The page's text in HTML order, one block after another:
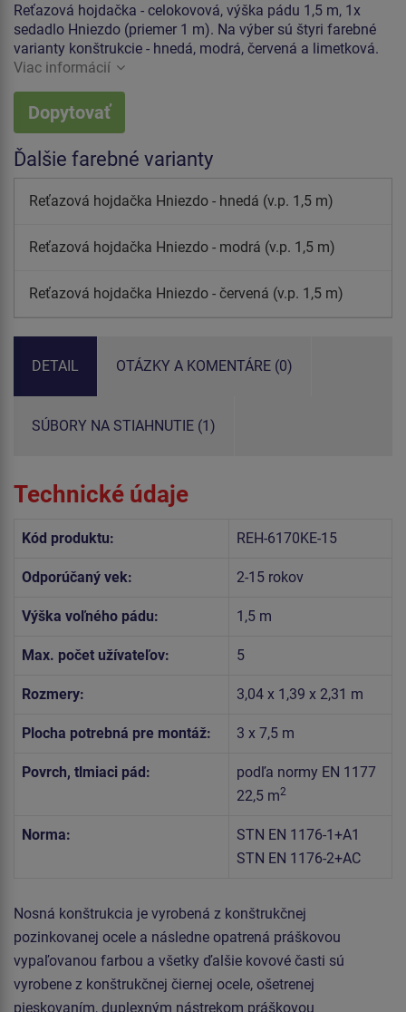
Reťazová hojdačka - celokovová, výška pádu 1,5 m, 1x
sedadlo Hniezdo (priemer 1 m). Na výber sú štyri farebné
varianty konštrukcie - hnedá, modrá, červená a limetková.
Viac informácií
Dopytovať
Ďalšie farebné varianty
Reťazová hojdačka Hniezdo - hnedá (v.p. 1,5 m)
Reťazová hojdačka Hniezdo - modrá (v.p. 1,5 m)
Reťazová hojdačka Hniezdo - červená (v.p. 1,5 m)
DETAIL OTÁZKY A KOMENTÁRE (0)
SÚBORY NA STIAHNUTIE (1)
Technické údaje
Kód produktu: REH-6170KE-15
Odporúčaný vek: 2-15 rokov
Výška voľného pádu: 1,5 m
Max. počet užívateľov: 5
Rozmery: 3,04 x 1,39 x 2,31 m
Plocha potrebná pre montáž: 3 x 7,5 m
Povrch, tlmiaci pád:
podľa normy EN 1177
22,5 m2
Norma:
STN EN 1176-1+A1
STN EN 1176-2+AC
Nosná konštrukcia je vyrobená z konštrukčnej
pozinkovanej ocele a následne opatrená práškovou
vypaľovanou farbou a všetky ďalšie kovové časti sú
vyrobene z konštrukčnej čiernej ocele, ošetrenej
pieskovaním, duplexným nástrekom práškovou